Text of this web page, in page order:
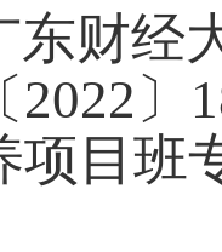
东财经
2022
项目班